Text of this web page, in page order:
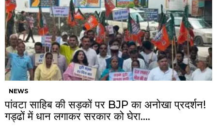
NEWS
पांवटा साहिब की सड़कों पर BJP का अनोखा प्रदर्शन!
गड्ढों में धान लगाकर सरकार को घेरा….